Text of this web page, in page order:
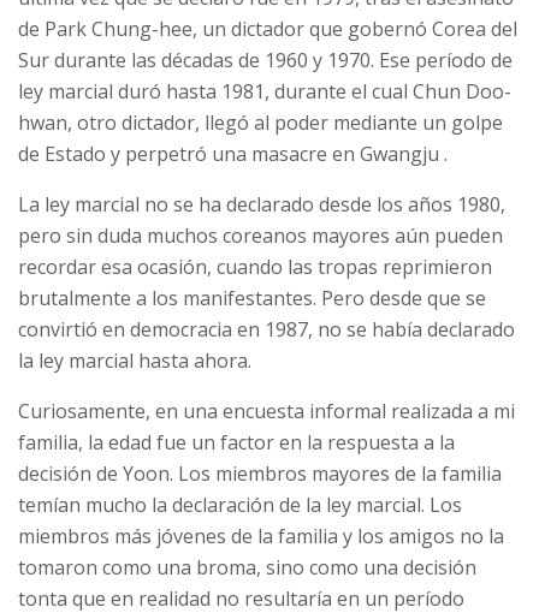
de Park Chung-hee, un dictador que gobernó Corea del
Surdurante las décadas de 1960 y 1970. Ese período de
ley marcial duró hasta 1981, durante el cual Chun Doo-
hwan, otro dictador, llegó al poder mediante un golpe
de Estado y perpetró una masacre en Gwangju .
La ley marcial no se ha declarado desde los años 1980,
pero sin duda muchos coreanos mayores aún pueden
recordar esa ocasión, cuando las tropas reprimieron
brutalmente a los manifestantes. Pero desde que se
convirtió en democracia en 1987, no se había declarado
la ley marcial hasta ahora.
Curiosamente, en una encuesta informal realizada a mi
familia, la edad fue un factor en la respuesta a la
decisión de Yoon. Los miembros mayores de la familia
temían mucho la declaración de la ley marcial. Los
miembros más jóvenes de la familia y los amigos no la
tomaron como una broma, sino como una decisión
tonta que en realidad no resultaría en un período